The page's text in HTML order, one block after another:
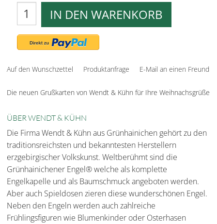
IN DEN WARENKORB
Auf den Wunschzettel Produktanfrage E-Mail an einen Freund
Die neuen Grußkarten von Wendt & Kühn für Ihre Weihnachsgrüße
ÜBER WENDT & KÜHN
Die Firma Wendt & Kühn aus Grünhainichen gehört zu den
traditionsreichsten und bekanntesten Herstellern
erzgebirgischer Volkskunst. Weltberühmt sind die
Grünhainichener Engel® welche als komplette
Engelkapelle und als Baumschmuck angeboten werden.
Aber auch Spieldosen zieren diese wunderschönen Engel.
Neben den Engeln werden auch zahlreiche
Frühlingsfiguren wie Blumenkinder oder Osterhasen